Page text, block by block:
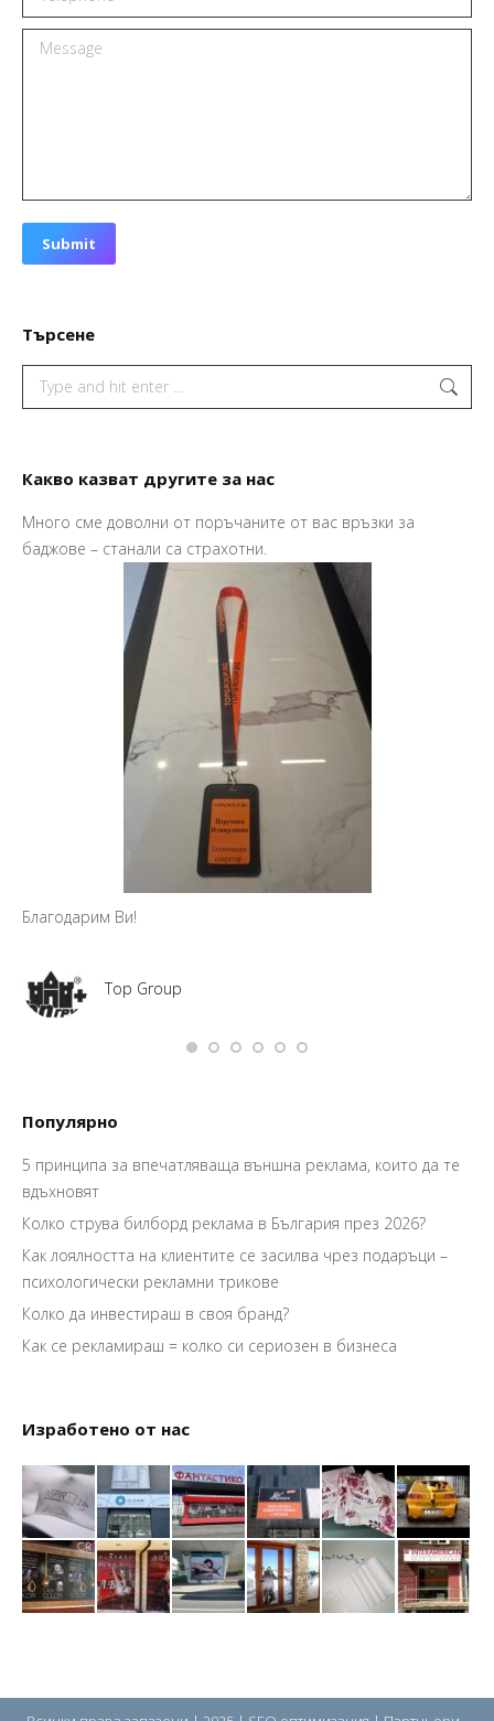
Message
Submit
Търсене
Search:
Какво казват другите за нас
Много сме доволни от поръчаните от вас връзки за
баджове – станали са страхотни.
Благодарим Ви!
Top Group
Популярно
5 принципа за впечатляваща външна реклама, които да те
вдъхновят
Колко струва билборд реклама в България през 2026?
Как лоялността на клиентите се засилва чрез подаръци –
психологически рекламни трикове
Колко да инвестираш в своя бранд?
Как се рекламираш = колко си сериозен в бизнеса
Изработено от нас